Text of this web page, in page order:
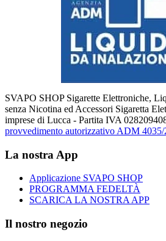
SVAPO SHOP Sigarette Elettroniche,
senza Nicotina ed Accessori Sigaretta
imprese di Lucca - Partita IVA
provvedimento autorizzativo ADM 4035/
La nostra App
Applicazione SVAPO SHOP
PROGRAMMA FEDELTÀ
SCARICA LA NOSTRA APP
Il nostro negozio